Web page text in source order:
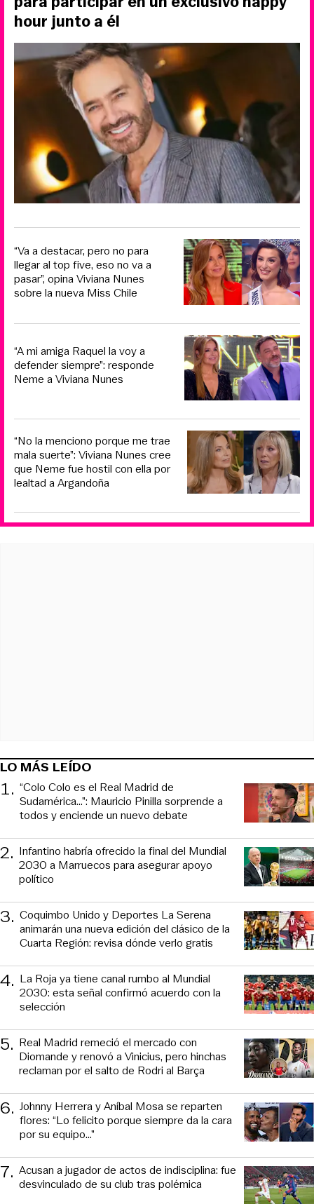
hour junto a él
“Va a destacar, pero no para
llegar al top five, eso no va a
pasar”, opina Viviana Nunes
sobre la nueva Miss Chile
“A mi amiga Raquel la voy a
defender siempre”: responde
Neme a Viviana Nunes
“No la menciono porque me trae
mala suerte”: Viviana Nunes cree
que Neme fue hostil con ella por
lealtad a Argandoña
LO MÁS LEÍDO
1. “Colo Colo es el Real Madrid de
Sudamérica…”: Mauricio Pinilla sorprende a
todos y enciende un nuevo debate
2. Infantino habría ofrecido la final del Mundial
2030 a Marruecos para asegurar apoyo
político
3. Coquimbo Unido y Deportes La Serena
animarán una nueva edición del clásico de la
Cuarta Región: revisa dónde verlo gratis
4. La Roja ya tiene canal rumbo al Mundial
2030: esta señal confirmó acuerdo con la
selección
5. Real Madrid remeció el mercado con
Diomande y renovó a Vinicius, pero hinchas
reclaman por el salto de Rodri al Barça
6. Johnny Herrera y Aníbal Mosa se reparten
flores: “Lo felicito porque siempre da la cara
por su equipo…”
7. Acusan a jugador de actos de indisciplina: fue
desvinculado de su club tras polémica